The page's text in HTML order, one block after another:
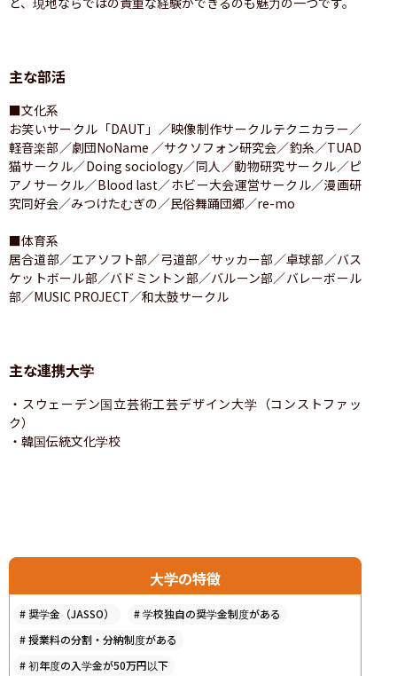
主な部活
■文化系
お笑いサークル「DAUT」／映像制作サークルテクニカラー／
軽音楽部／劇団NoName ／サクソフォン研究会／釣糸／TUAD
猫サークル／Doing sociology／同人／動物研究サークル／ピ
アノサークル／Blood last／ホビー大会運営サークル／漫画研
究同好会／みつけたむぎの／民俗舞踊団郷／re-mo
■体育系
居合道部／エアソフト部／弓道部／サッカー部／卓球部／バス
ケットボール部／バドミントン部／バルーン部／バレーボール
部／MUSIC PROJECT／和太鼓サークル
主な連携大学
・スウェーデン国立芸術工芸デザイン大学（コンストファッ
ク）
・韓国伝統文化学校
大学の特徴
# 奨学金（JASSO） #学校独自の奨学金制度がある
#授業料の分割・分納制度がある
#初年度の入学金が50万円以下